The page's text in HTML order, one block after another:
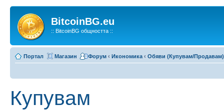
BitcoinBG.eu
:: BitcoinBG общността ::
Портал Магазин Форум ‹ Икономика ‹ Обяви (Купувам/Продавам)
Купувам